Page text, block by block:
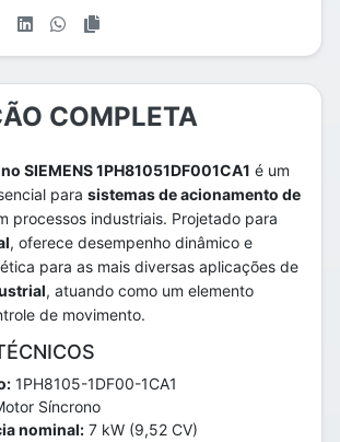
COMPLETA
SIEMENS 1PH81051DF001CA1 é um
para sistemas de acionamento de
processos industriais. Projetado para
, oferece desempenho dinâmico e
para as mais diversas aplicações de
, atuando como um elemento
de movimento.
1PH8105-1DF00-1CA1
Síncrono
nominal: 7 kW (9,52 CV)